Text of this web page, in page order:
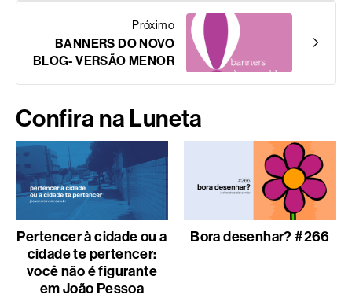
Próximo
BANNERS DO NOVO
BLOG- VERSÃO MENOR
Confira na Luneta
Pertencer à cidade ou a
cidade te pertencer:
você não é figurante
em João Pessoa
Bora desenhar? #266